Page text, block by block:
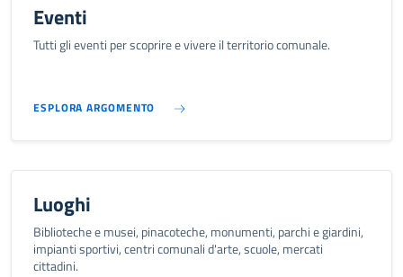
Eventi
Tutti gli eventi per scoprire e vivere il territorio comunale.
ESPLORA ARGOMENTO
Luoghi
Biblioteche e musei, pinacoteche, monumenti, parchi e giardini,
impianti sportivi, centri comunali d'arte, scuole, mercati
cittadini.